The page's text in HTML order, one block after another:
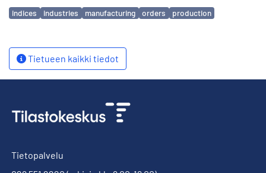
Avainsanat
indices industries manufacturing orders production
Tietueen kaikki tiedot
Tietopalvelu